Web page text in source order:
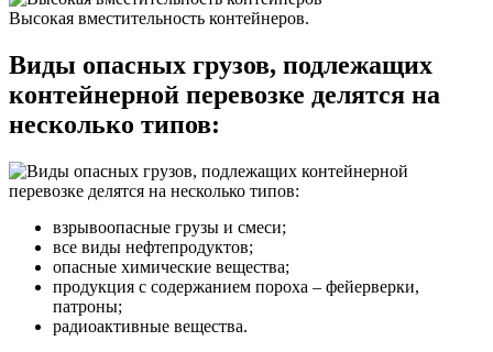
Высокая вместительность контейнеров.
Виды опасных грузов, подлежащих
контейнерной перевозке делятся на
несколько типов:
взрывоопасные грузы и смеси;
все виды нефтепродуктов;
опасные химические вещества;
продукция с содержанием пороха – фейерверки,
патроны;
радиоактивные вещества.